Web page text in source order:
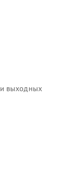
выходных